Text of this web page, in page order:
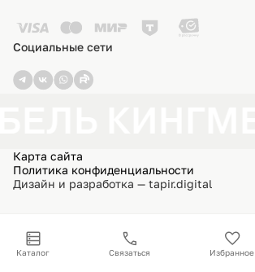
Социальные сети
Карта сайта
Политика конфиденциальности
Дизайн и разработка — tapir.digital
Каталог Связаться Избранное